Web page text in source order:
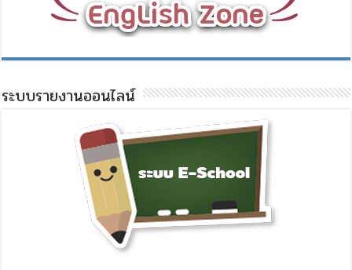
ระบบรายงานออนไลน์